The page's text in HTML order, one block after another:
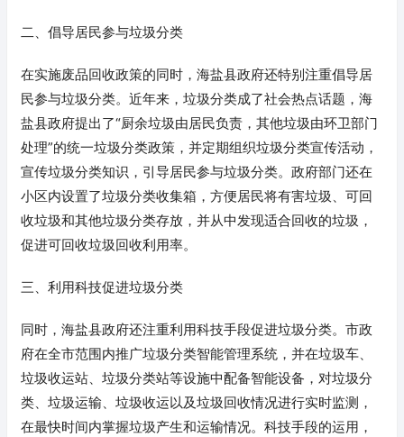
二、倡导居民参与垃圾分类
在实施废品回收政策的同时，海盐县政府还特别注重倡导居
民参与垃圾分类。近年来，垃圾分类成了社会热点话题，海
盐县政府提出了“厨余垃圾由居民负责，其他垃圾由环卫部门
处理”的统一垃圾分类政策，并定期组织垃圾分类宣传活动，
宣传垃圾分类知识，引导居民参与垃圾分类。政府部门还在
小区内设置了垃圾分类收集箱，方便居民将有害垃圾、可回
收垃圾和其他垃圾分类存放，并从中发现适合回收的垃圾，
促进可回收垃圾回收利用率。
三、利用科技促进垃圾分类
同时，海盐县政府还注重利用科技手段促进垃圾分类。市政
府在全市范围内推广垃圾分类智能管理系统，并在垃圾车、
垃圾收运站、垃圾分类站等设施中配备智能设备，对垃圾分
类、垃圾运输、垃圾收运以及垃圾回收情况进行实时监测，
在最快时间内掌握垃圾产生和运输情况。科技手段的运用，